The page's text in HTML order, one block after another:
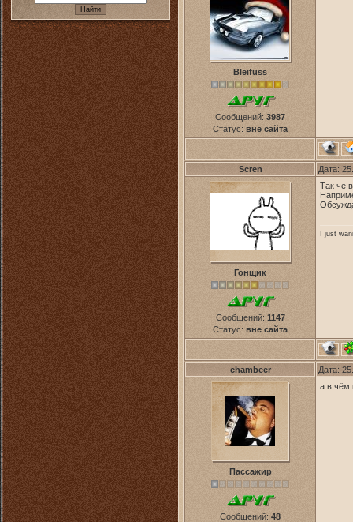
Bleifuss
Сообщений: 3987
Статус: вне сайта
Scren Дата:
Гонщик
Сообщений: 1147
Статус: вне сайта
Так че
I just
chambeer Дата:
Пассажир
Сообщений: 48
а в чём